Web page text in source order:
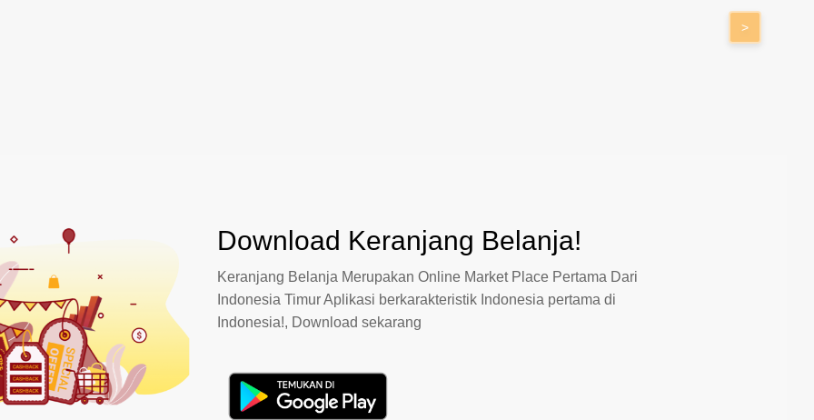
>
Download Keranjang Belanja!
Keranjang Belanja Merupakan Online Market Place Pertama Dari
Indonesia Timur Aplikasi berkarakteristik Indonesia pertama di
Indonesia!, Download sekarang